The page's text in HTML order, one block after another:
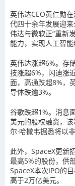
英伟达CEO黄仁勋
代四十余年发展迎
伟达与微软正“重新
能力，实现人工智能
英伟达涨超6%。存
技涨超6%，闪迪涨
面，高通跌超8%，
导体跌逾3%。
谷歌跌超1%。消息
美元的股权融资，
尔·哈撒韦据悉将以
此外，SpaceX更新
最高5%的股份，供
SpaceX本次IPO的
高于2万亿美元。